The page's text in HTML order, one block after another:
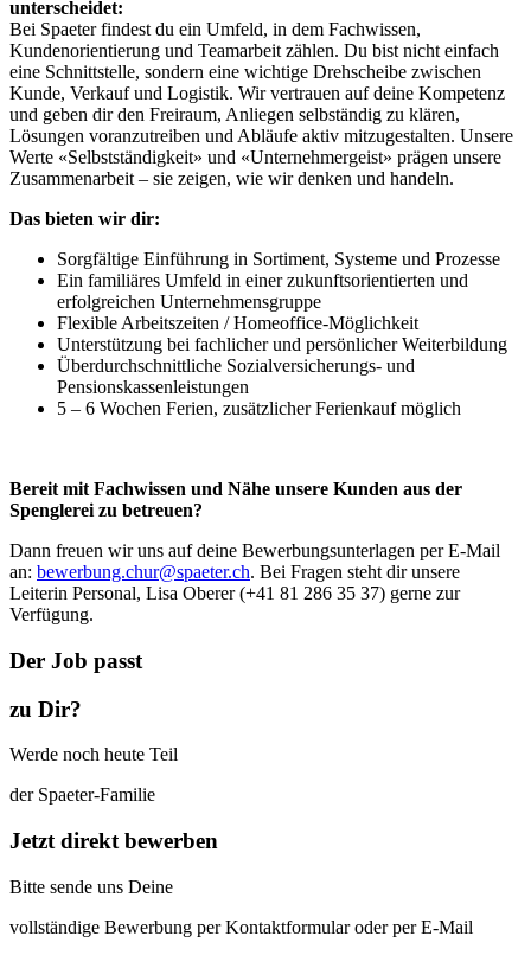
unterscheidet:
Bei Spaeter findest du ein Umfeld, in dem Fachwissen,
Kundenorientierung und Teamarbeit zählen. Du bist nicht einfach
eine Schnittstelle, sondern eine wichtige Drehscheibe zwischen
Kunde, Verkauf und Logistik. Wir vertrauen auf deine Kompetenz
und geben dir den Freiraum, Anliegen selbständig zu klären,
Lösungen voranzutreiben und Abläufe aktiv mitzugestalten. Unsere
Werte «Selbstständigkeit» und «Unternehmergeist» prägen unsere
Zusammenarbeit – sie zeigen, wie wir denken und handeln.
Das bieten wir dir:
Sorgfältige Einführung in Sortiment, Systeme und Prozesse
Ein familiäres Umfeld in einer zukunftsorientierten und
erfolgreichen Unternehmensgruppe
Flexible Arbeitszeiten / Homeoffice-Möglichkeit
Unterstützung bei fachlicher und persönlicher Weiterbildung
Überdurchschnittliche Sozialversicherungs- und
Pensionskassenleistungen
5 – 6 Wochen Ferien, zusätzlicher Ferienkauf möglich
Bereit mit Fachwissen und Nähe unsere Kunden aus der
Spenglerei zu betreuen?
Dann freuen wir uns auf deine Bewerbungsunterlagen per E-Mail
an: bewerbung.chur@spaeter.ch. Bei Fragen steht dir unsere
Leiterin Personal, Lisa Oberer (+41 81 286 35 37) gerne zur
Verfügung.
Der Job passt
zu Dir?
Werde noch heute Teil
der Spaeter-Familie
Jetzt direkt bewerben
Bitte sende uns Deine
vollständige Bewerbung per Kontaktformular oder per E-Mail